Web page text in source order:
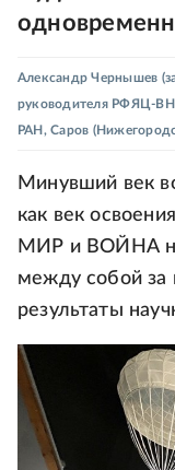
Александр Чернышев
руководителя РФЯЦ-
РАН, Саров
Минувший век
как век
МИР и ВОЙНА не
между собой за
результаты